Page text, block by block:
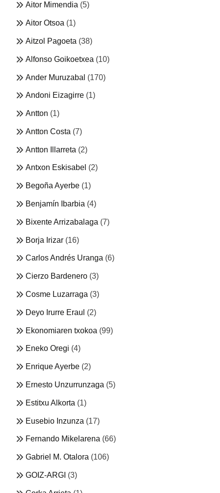
Aitor Mimendia (5)
Aitor Otsoa (1)
Aitzol Pagoeta (38)
Alfonso Goikoetxea (10)
Ander Muruzabal (170)
Andoni Eizagirre (1)
Antton (1)
Antton Costa (7)
Antton Illarreta (2)
Antxon Eskisabel (2)
Begoña Ayerbe (1)
Benjamín Ibarbia (4)
Bixente Arrizabalaga (7)
Borja Irizar (16)
Carlos Andrés Uranga (6)
Cierzo Bardenero (3)
Cosme Luzarraga (3)
Deyo Irurre Eraul (2)
Ekonomiaren txokoa (99)
Eneko Oregi (4)
Enrique Ayerbe (2)
Ernesto Unzurrunzaga (5)
Estitxu Alkorta (1)
Eusebio Inzunza (17)
Fernando Mikelarena (66)
Gabriel M. Otalora (106)
GOIZ-ARGI (3)